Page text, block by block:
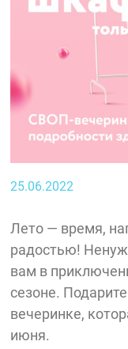
25.06.2022
Лето — время,
радостью!
вам в
сезоне.
вечеринке,
июня.